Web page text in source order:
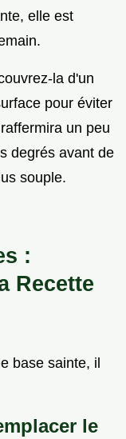
elle est
la d'un
pour éviter
un peu
degrés avant de
souple.
:
Recette
base sainte, il
le